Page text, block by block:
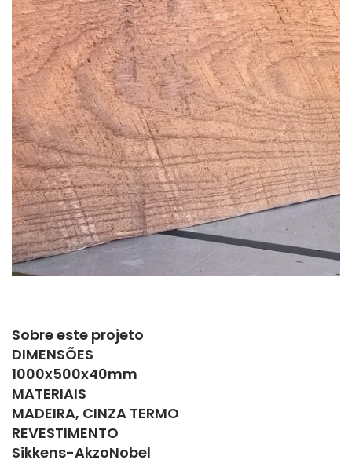
Sobre este projeto
DIMENSÕES
1000x500x40mm
MATERIAIS
MADEIRA, CINZA TERMO
REVESTIMENTO
Sikkens-AkzoNobel